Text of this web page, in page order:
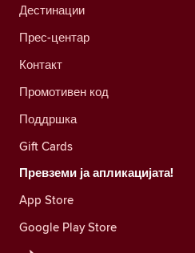
Дестинации
Прес-центар
Контакт
Промотивен код
Поддршка
Gift Cards
Превземи ја апликацијата!
App Store
Google Play Store